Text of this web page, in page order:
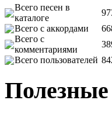
Всего песен в
каталоге
Всего с аккордами
Всего с
комментариями
Всего пользователей